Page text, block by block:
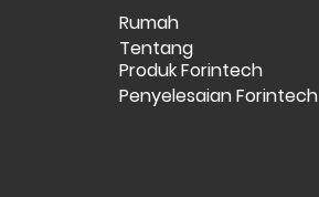
Rumah
Tentang
Produk Forintech
Penyelesaian Forintech